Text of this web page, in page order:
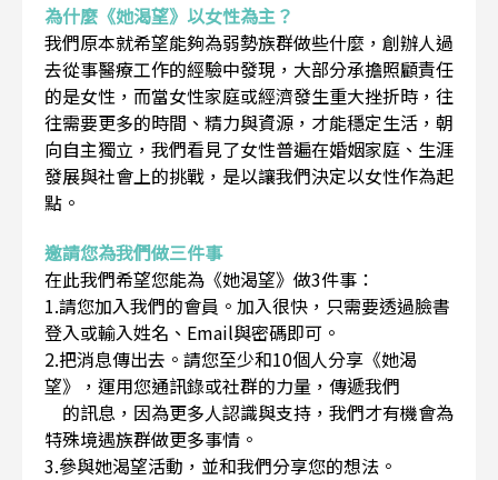
為什麼《她渴望》以女性為主？
我們原本就希望能夠為弱勢族群做些什麼，創辦人過
去從事醫療工作的經驗中發現，大部分承擔照顧責任
的是女性，而當女性家庭或經濟發生重大挫折時，往
往需要更多的時間、精力與資源，才能穩定生活，朝
向自主獨立，我們看見了女性普遍在婚姻家庭、生涯
發展與社會上的挑戰，是以讓我們決定以女性作為起
點。
邀請您為我們做三件事
在此我們希望您能為《她渴望》做3件事：
1.請您加入我們的會員。加入很快，只需要透過臉書
登入或輸入姓名、Email與密碼即可。
2.把消息傳出去。請您至少和10個人分享《她渴
望》，運用您通訊錄或社群的力量，傳遞我們
的訊息，因為更多人認識與支持，我們才有機會為
特殊境遇族群做更多事情。
3.參與她渴望活動，並和我們分享您的想法。